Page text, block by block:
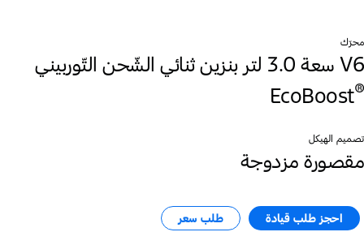
محرّك
V6 سعة 3.0 لتر بنزين ثنائي الشّحن التّوربيني
®
EcoBoost
تصميم الهيكل
مقصورة مزدوجة
احجز طلب قيادة طلب سعر​